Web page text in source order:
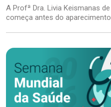
A Profª Dra. Livia Keismanas
começa antes do